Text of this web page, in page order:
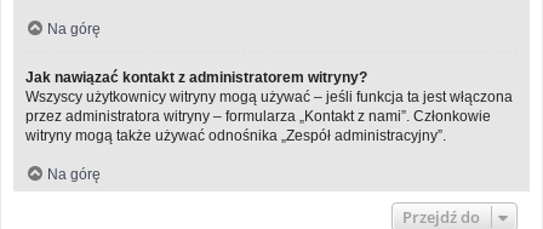
Na górę
Jak nawiązać kontakt z administratorem witryny?
Wszyscy użytkownicy witryny mogą używać – jeśli funkcja ta jest włączona
przez administratora witryny – formularza „Kontakt z nami”. Członkowie
witryny mogą także używać odnośnika „Zespół administracyjny”.
Na górę
Przejdź do